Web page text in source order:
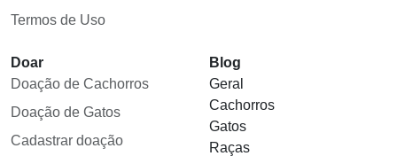
Termos de Uso
Doar
Doação de Cachorros
Doação de Gatos
Cadastrar doação
Blog
Geral
Cachorros
Gatos
Raças